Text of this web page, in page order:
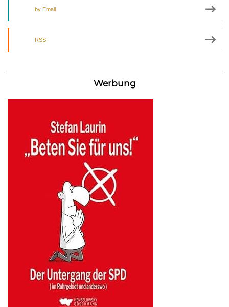
by Email
RSS
Werbung